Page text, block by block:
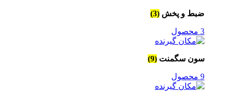
ضبط و پخش (3)
3 محصول
سون سگمنت (9)
9 محصول